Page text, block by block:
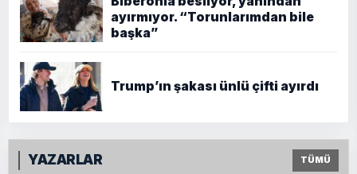
ayırmıyor. “Torunlarımdan bile
başka”
Trump’ın şakası ünlü çifti ayırdı
YAZARLAR TÜMÜ